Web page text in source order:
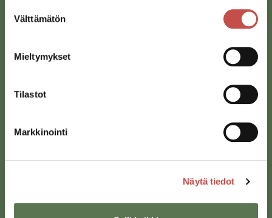
valinta
Välttämätön
Mieltymykset
Tilastot
Markkinointi
Näytä tiedot
Sivulantie 11, PL 13
Karttapalvelu